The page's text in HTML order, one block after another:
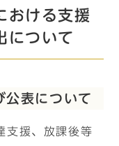
おける支援
について
公表について
支援、放課後等